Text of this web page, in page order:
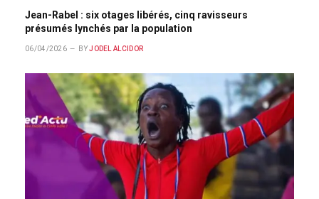
Jean-Rabel : six otages libérés, cinq ravisseurs
présumés lynchés par la population
06/04/2026 BY JODEL ALCIDOR